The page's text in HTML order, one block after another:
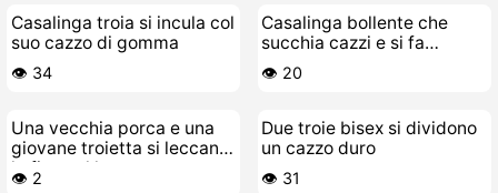
Casalinga troia si incula col
suo cazzo di gomma
👁️ 34
Casalinga bollente che
succhia cazzi e si fa
scopare
👁️ 20
Una vecchia porca e una
giovane troietta si leccano
la figa sul letto
👁️ 2
Due troie bisex si dividono
un cazzo duro
👁️ 31